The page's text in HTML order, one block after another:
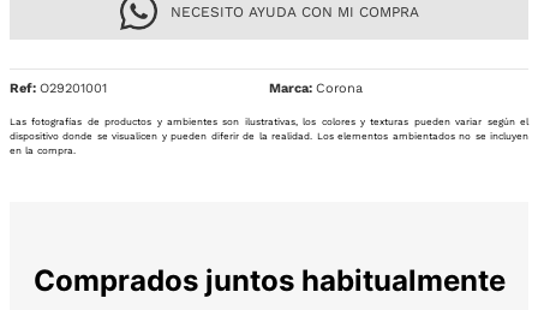
NECESITO AYUDA CON MI COMPRA
Ref: O29201001 Corona
Las fotografías de productos y ambientes son ilustrativas, los colores y texturas pueden variar según el
dispositivo donde se visualicen y pueden diferir de la realidad. Los elementos ambientados no se incluyen
en la compra.
Comprados juntos habitualmente